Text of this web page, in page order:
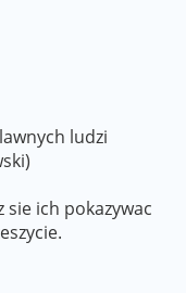
ludzi
sie ich pokazywac